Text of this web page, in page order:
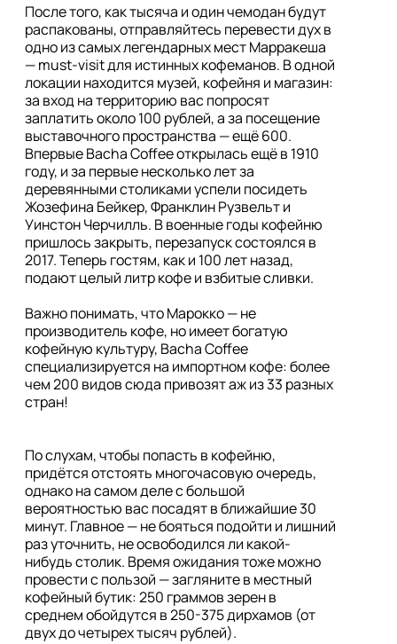
После того, как тысяча и один чемодан будут
распакованы, отправляйтесь перевести дух в
одно из самых легендарных мест Марракеша
— must-visit для истинных кофеманов. В одной
локации находится музей, кофейня и магазин:
за вход на территорию вас попросят
заплатить около 100 рублей, а за посещение
выставочного пространства — ещё 600.
Впервые Bacha Coffee открылась ещё в 1910
году, и за первые несколько лет за
деревянными столиками успели посидеть
Жозефина Бейкер, Франклин Рузвельт и
Уинстон Черчилль. В военные годы кофейню
пришлось закрыть, перезапуск состоялся в
2017. Теперь гостям, как и 100 лет назад,
подают целый литр кофе и взбитые сливки.
Важно понимать, что Марокко — не
производитель кофе, но имеет богатую
кофейную культуру, Bacha Coffee
специализируется на импортном кофе: более
чем 200 видов сюда привозят аж из 33 разных
стран!
По слухам, чтобы попасть в кофейню,
придётся отстоять многочасовую очередь,
однако на самом деле с большой
вероятностью вас посадят в ближайшие 30
минут. Главное — не бояться подойти и лишний
раз уточнить, не освободился ли какой-
нибудь столик. Время ожидания тоже можно
провести с пользой — загляните в местный
кофейный бутик: 250 граммов зерен в
среднем обойдутся в 250-375 дирхамов (от
двух до четырех тысяч рублей).